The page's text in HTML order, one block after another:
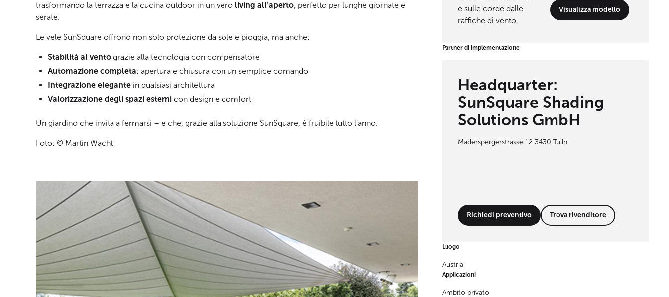
trasformando la terrazza e la cucina outdoor in un vero living all’aperto, perfetto per lunghe giornate e
serate.
Le vele SunSquare offrono non solo protezione da sole e pioggia, ma anche:
Stabilità al vento grazie alla tecnologia con compensatore
Automazione completa: apertura e chiusura con un semplice comando
Integrazione elegante in qualsiasi architettura
Valorizzazione degli spazi esterni con design e comfort
Un giardino che invita a fermarsi – e che, grazie alla soluzione SunSquare, è fruibile tutto l’anno.
Foto: © Martin Wacht
Visualizza modello
Partner di implementazione
Headquarter:
SunSquare Shading
Solutions GmbH
Maderspergerstrasse 12 3430 Tulln
Richiedi preventivo Trova rivenditore
Luogo
Austria
Applicazioni
Ambito privato